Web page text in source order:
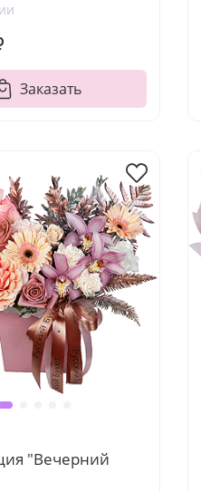
Заказать
"Вечерний